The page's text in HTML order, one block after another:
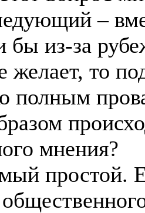
–
бы из-за
желает, то
полным
мнения?
простой.